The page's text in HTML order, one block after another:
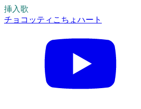
挿入歌
チョコッティこちょハート